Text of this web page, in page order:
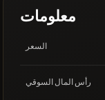
معلومات
السعر
رأس المال السوقي